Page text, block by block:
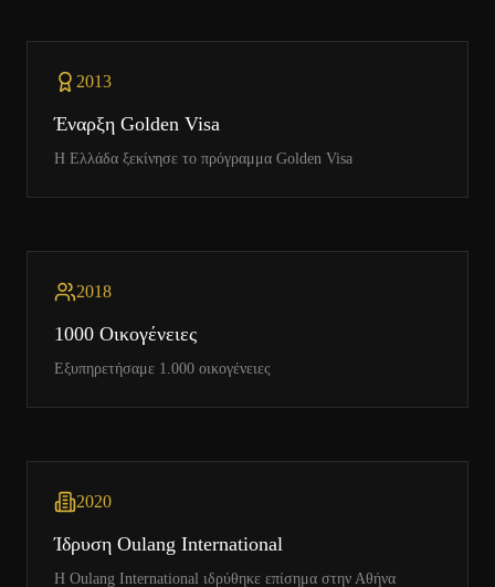
2013
Έναρξη Golden Visa
Η Ελλάδα ξεκίνησε το πρόγραμμα Golden Visa
2018
1000 Οικογένειες
Εξυπηρετήσαμε 1.000 οικογένειες
2020
Ίδρυση Oulang International
Η Oulang International ιδρύθηκε επίσημα στην Αθήνα